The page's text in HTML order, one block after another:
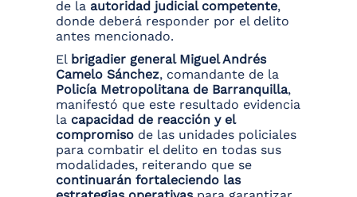
de la autoridad judicial competente,
donde deberá responder por el delito
antes mencionado.
El brigadier general Miguel Andrés
Camelo Sánchez, comandante de la
Policía Metropolitana de Barranquilla,
manifestó que este resultado evidencia
la capacidad de reacción y el
compromiso de las unidades policiales
para combatir el delito en todas sus
modalidades, reiterando que se
continuarán fortaleciendo las